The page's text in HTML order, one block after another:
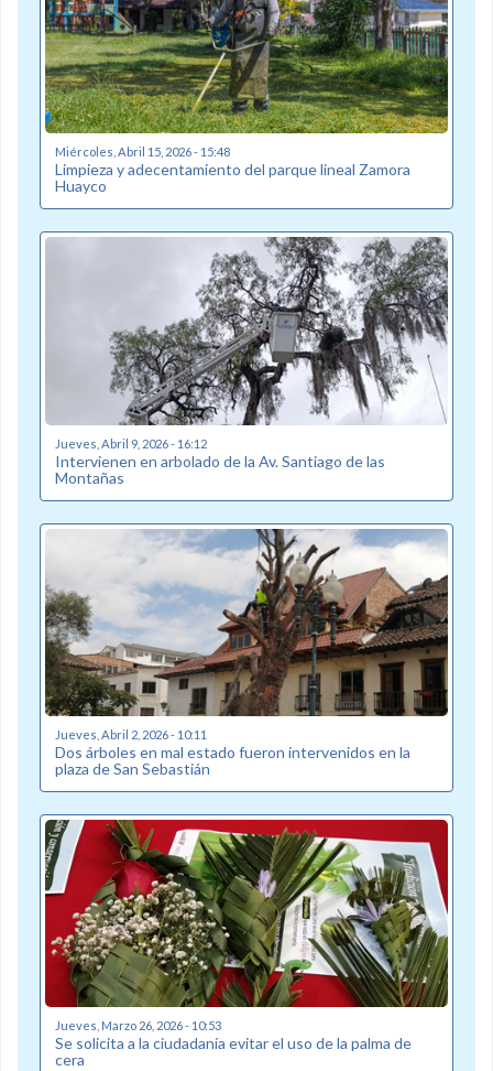
Miércoles, Abril 15, 2026 - 15:48
Limpieza y adecentamiento del parque lineal Zamora
Huayco
Jueves, Abril 9, 2026 - 16:12
Intervienen en arbolado de la Av. Santiago de las
Montañas
Jueves, Abril 2, 2026 - 10:11
Dos árboles en mal estado fueron intervenidos en la
plaza de San Sebastián
Jueves, Marzo 26, 2026 - 10:53
Se solicita a la ciudadanía evitar el uso de la palma de
cera